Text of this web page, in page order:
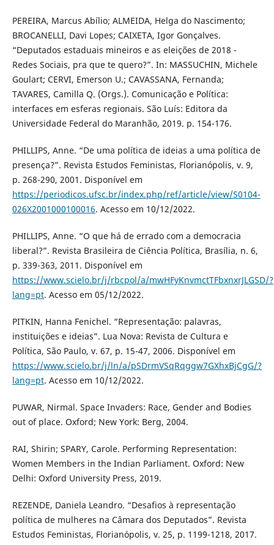
PEREIRA, Marcus Abílio; ALMEIDA, Helga do Nascimento;
BROCANELLI, Davi Lopes; CAIXETA, Igor Gonçalves.
“Deputados estaduais mineiros e as eleições de 2018 -
Redes Sociais, pra que te quero?”. In: MASSUCHIN, Michele
Goulart; CERVI, Emerson U.; CAVASSANA, Fernanda;
TAVARES, Camilla Q. (Orgs.). Comunicação e Política:
interfaces em esferas regionais. São Luís: Editora da
Universidade Federal do Maranhão, 2019. p. 154-176.
PHILLIPS, Anne. “De uma política de ideias a uma política de
presença?”. Revista Estudos Feministas, Florianópolis, v. 9,
p. 268-290, 2001. Disponível em
https://periodicos.ufsc.br/index.php/ref/article/view/S0104-
026X2001000100016. Acesso em 10/12/2022.
PHILLIPS, Anne. “O que há de errado com a democracia
liberal?”. Revista Brasileira de Ciência Política, Brasília, n. 6,
p. 339-363, 2011. Disponível em
https://www.scielo.br/j/rbcpol/a/mwHFyKnvmctTFbxnxrJLGSD/?
lang=pt. Acesso em 05/12/2022.
PITKIN, Hanna Fenichel. “Representação: palavras,
instituições e ideias”. Lua Nova: Revista de Cultura e
Política, São Paulo, v. 67, p. 15-47, 2006. Disponível em
https://www.scielo.br/j/ln/a/pSDrmVSqRqggw7GXhxBjCgG/?
lang=pt. Acesso em 10/12/2022.
PUWAR, Nirmal. Space Invaders: Race, Gender and Bodies
out of place. Oxford; New York: Berg, 2004.
RAI, Shirin; SPARY, Carole. Performing Representation:
Women Members in the Indian Parliament. Oxford: New
Delhi: Oxford University Press, 2019.
REZENDE, Daniela Leandro. “Desafios à representação
política de mulheres na Câmara dos Deputados”. Revista
Estudos Feministas, Florianópolis, v. 25, p. 1199-1218, 2017.